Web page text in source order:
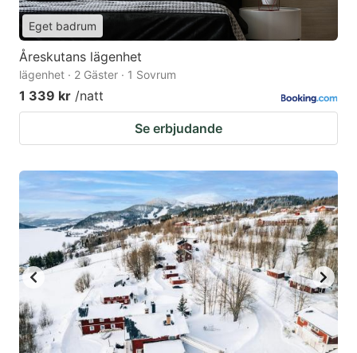
Eget badrum
Åreskutans lägenhet
lägenhet · 2 Gäster · 1 Sovrum
1 339 kr /natt
Se erbjudande